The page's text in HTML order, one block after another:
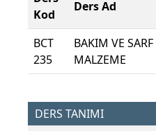
Kod
Ders Ad
BCT
235
BAKIM VE SARF
MALZEME
DERS TANIMI